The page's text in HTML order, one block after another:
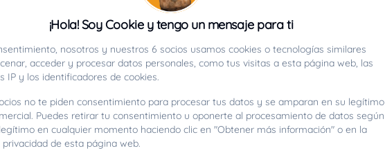
¡Hola! Soy Cookie y tengo un mensaje para ti
nosotros y nuestros 6 socios usamos cookies o tecnologías similares
acceder y procesar datos personales, como tus visitas a esta página web, las
IP y los identificadores de cookies.
no te piden consentimiento para procesar tus datos y se amparan en su legítimo
Puedes retirar tu consentimiento u oponerte al procesamiento de datos según
en cualquier momento haciendo clic en "Obtener más información" o en la
privacidad de esta página web.